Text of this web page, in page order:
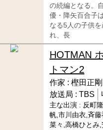
の続編となる。
優・降矢百合子
なる5人の子供
れ、長
HOTMAN
トマン2
作家 : 樫田正剛
放送局 : TBS
主な出演 : 反町
帆,市川由衣,斉
菜々,高橋ひとみ